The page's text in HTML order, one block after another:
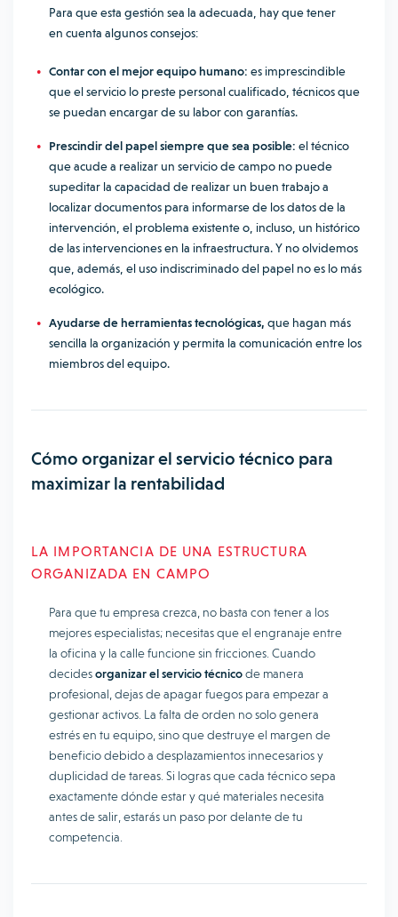
Para que esta gestión sea la adecuada, hay que tener
en cuenta algunos consejos:
Contar con el mejor equipo humano: es imprescindible
que el servicio lo preste personal cualificado, técnicos que
se puedan encargar de su labor con garantías.
Prescindir del papel siempre que sea posible: el técnico
que acude a realizar un servicio de campo no puede
supeditar la capacidad de realizar un buen trabajo a
localizar documentos para informarse de los datos de la
intervención, el problema existente o, incluso, un histórico
de las intervenciones en la infraestructura. Y no olvidemos
que, además, el uso indiscriminado del papel no es lo más
ecológico.
Ayudarse de herramientas tecnológicas, que hagan más
sencilla la organización y permita la comunicación entre los
miembros del equipo.
Cómo organizar el servicio técnico para
maximizar la rentabilidad
LA IMPORTANCIA DE UNA ESTRUCTURA
ORGANIZADA EN CAMPO
Para que tu empresa crezca, no basta con tener a los
mejores especialistas; necesitas que el engranaje entre
la oficina y la calle funcione sin fricciones. Cuando
decidesorganizar el servicio técnicode manera
profesional, dejas de apagar fuegos para empezar a
gestionar activos. La falta de orden no solo genera
estrés en tu equipo, sino que destruye el margen de
beneficio debido a desplazamientos innecesarios y
duplicidad de tareas. Si logras que cada técnico sepa
exactamente dónde estar y qué materiales necesita
antes de salir, estarás un paso por delante de tu
competencia.